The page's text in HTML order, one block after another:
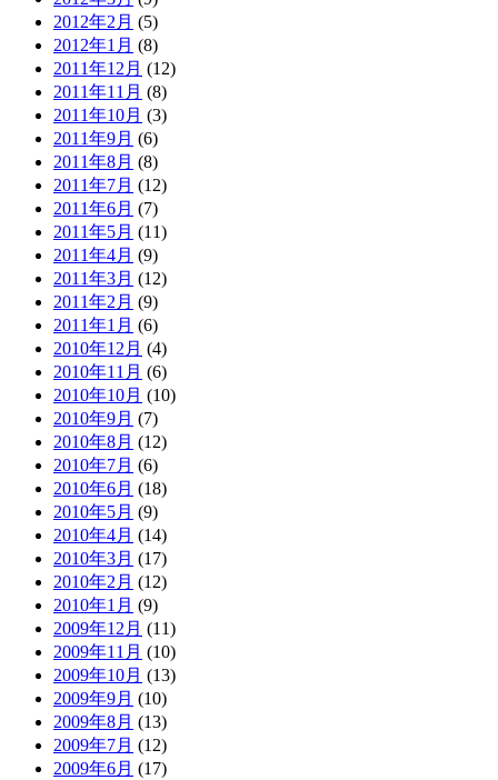
2012年2月 (5)
2012年1月 (8)
2011年12月 (12)
2011年11月 (8)
2011年10月 (3)
2011年9月 (6)
2011年8月 (8)
2011年7月 (12)
2011年6月 (7)
2011年5月 (11)
2011年4月 (9)
2011年3月 (12)
2011年2月 (9)
2011年1月 (6)
2010年12月 (4)
2010年11月 (6)
2010年10月 (10)
2010年9月 (7)
2010年8月 (12)
2010年7月 (6)
2010年6月 (18)
2010年5月 (9)
2010年4月 (14)
2010年3月 (17)
2010年2月 (12)
2010年1月 (9)
2009年12月 (11)
2009年11月 (10)
2009年10月 (13)
2009年9月 (10)
2009年8月 (13)
2009年7月 (12)
2009年6月 (17)